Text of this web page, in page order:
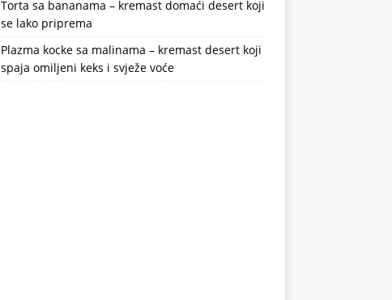
Torta sa bananama – kremast domaći desert koji
se lako priprema
Plazma kocke sa malinama – kremast desert koji
spaja omiljeni keks i svježe voće